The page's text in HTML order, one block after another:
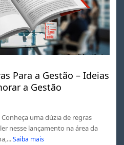
Para a Gestão – Ideias
a Gestão
uma dúzia de regras
nesse lançamento na área da
Saiba mais